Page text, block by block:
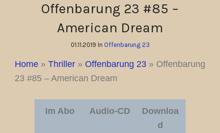
Offenbarung 23 #85 –
American Dream
01.11.2019 In Offenbarung 23
Home » Thriller » Offenbarung 23 » Offenbarung
23 #85 – American Dream
Im Abo Audio-CD
Downloa
d